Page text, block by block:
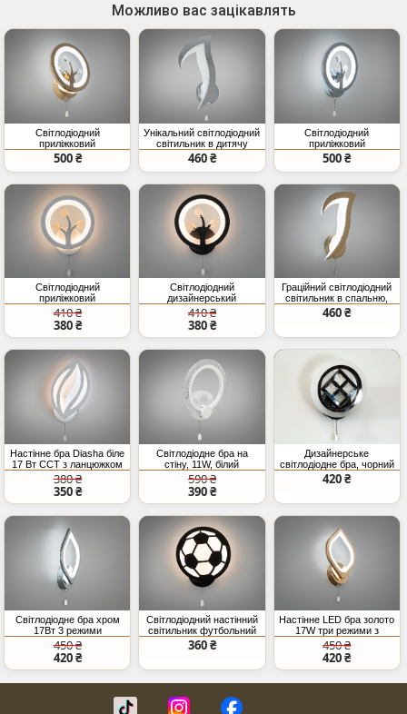
Можливо вас зацікавлять
Світлодіодний
приліжковий
декоративний
світильник, 16W, золото
500 ₴
Унікальний світлодіодний
світильник в дитячу
кімнату, 12W, хром
460 ₴
Світлодіодний
приліжковий
декоративний
світильник, 16W, хром
500 ₴
Світлодіодний
приліжковий
декоративний
світильник, 16W, білий
410 ₴
380 ₴
Світлодіодний
дизайнерський
світильник, 16W, чорний
410 ₴
380 ₴
Граційний світлодіодний
світильник в спальню,
12W, золото
460 ₴
Настінне бра Diasha біле
17 Вт CCT з ланцюжком
380 ₴
350 ₴
Світлодіодне бра на
стіну, 11W, білий
590 ₴
390 ₴
Дизайнерське
світлодіодне бра, чорний
хром, 20W
420 ₴
Світлодіодне бра хром
17Вт 3 режими
освітлення
450 ₴
420 ₴
Світлодіодний настінний
світильник футбольний
м`яч, 16 Вт
360 ₴
Настінне LED бра золото
17W три режими з
шнурком
450 ₴
420 ₴